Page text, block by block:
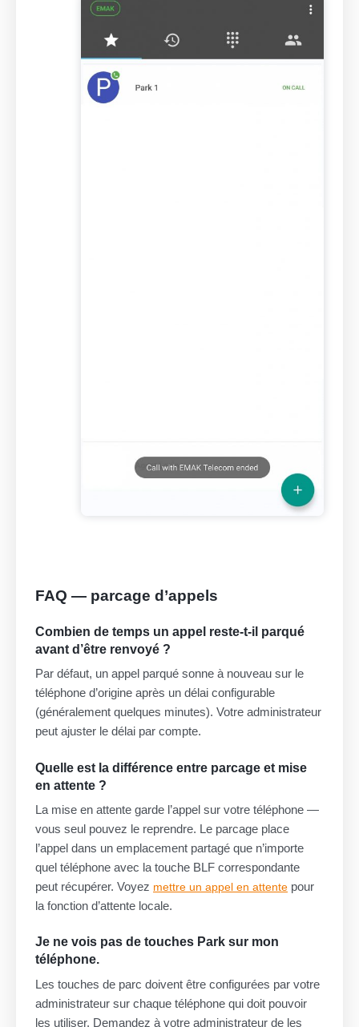
FAQ — parcage d’appels
Combien de temps un appel reste-t-il parqué
avant d’être renvoyé ?
Par défaut, un appel parqué sonne à nouveau sur le
téléphone d’origine après un délai configurable
(généralement quelques minutes). Votre administrateur
peut ajuster le délai par compte.
Quelle est la différence entre parcage et mise
en attente ?
La mise en attente garde l’appel sur votre téléphone —
vous seul pouvez le reprendre. Le parcage place
l’appel dans un emplacement partagé que n’importe
quel téléphone avec la touche BLF correspondante
peut récupérer. Voyez mettre un appel en attente pour
la fonction d’attente locale.
Je ne vois pas de touches Park sur mon
téléphone.
Les touches de parc doivent être configurées par votre
administrateur sur chaque téléphone qui doit pouvoir
les utiliser. Demandez à votre administrateur de les